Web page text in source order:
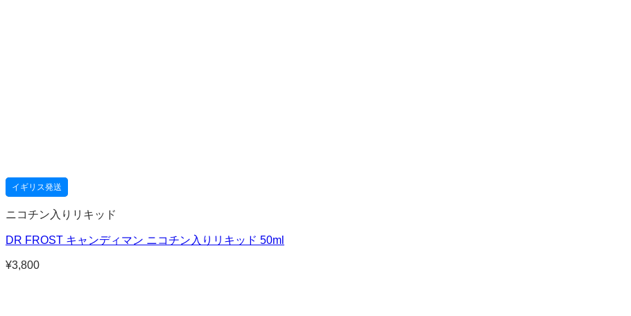
イギリス発送
ニコチン入りリキッド
DR FROST キャンディマン ニコチン入りリキッド 50ml
¥3,800